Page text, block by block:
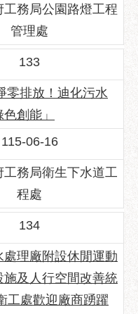
工務局公園路燈工程
管理處
133
零排放！迪化污水
創能」
115-06-16
工務局衛生下水道工
程處
134
處理廠附設休閒運動
施及人行空間改善統
工處歡迎廠商踴躍